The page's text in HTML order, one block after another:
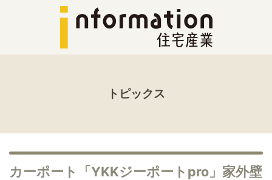
トピックス
カーポート「YKKジーポートpro」家外壁